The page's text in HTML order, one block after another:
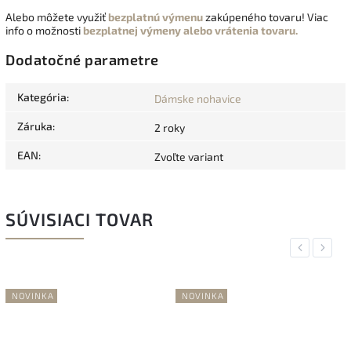
Alebo môžete využiť bezplatnú výmenuzakúpeného tovaru! Viac
info o možnosti bezplatnej výmeny alebo vrátenia tovaru.
Dodatočné parametre
Kategória: Dámske nohavice
Záruka: 2 roky
EAN: Zvoľte variant
SÚVISIACI TOVAR
Previous
NOVINKA NOVINKA
Next